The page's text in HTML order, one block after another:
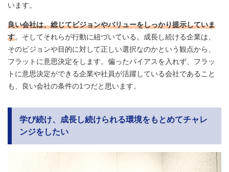
います。
良い会社は、総じてビジョンやバリューをしっかり提示していま
す。そしてそれらが行動に紐づいている。成長し続ける企業は、
そのビジョンや目的に対して正しい選択なのかという観点から、
フラットに意思決定をします。偏ったバイアスを入れず、フラッ
トに意思決定ができる企業や社員が活躍している会社であること
も、良い会社の条件の1つだと思います。
学び続け、成長し続けられる環境をもとめてチャレ
ンジをしたい